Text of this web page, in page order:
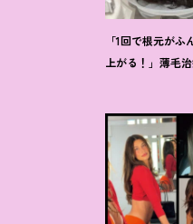
「1回で根元がふ
上がる ！ 」薄毛